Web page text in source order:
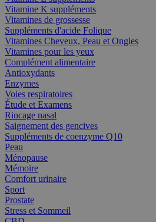
Vitamine K suppléments
Vitamines de grossesse
Suppléments d'acide Folique
Vitamines Cheveux, Peau et Ongles
Vitamines pour les yeux
Complément alimentaire
Antioxydants
Enzymes
Voies respiratoires
Étude et Examens
Rincage nasal
Saignement des gencives
Suppléments de coenzyme Q10
Peau
Ménopause
Mémoire
Comfort urinaire
Sport
Prostate
Stress et Sommeil